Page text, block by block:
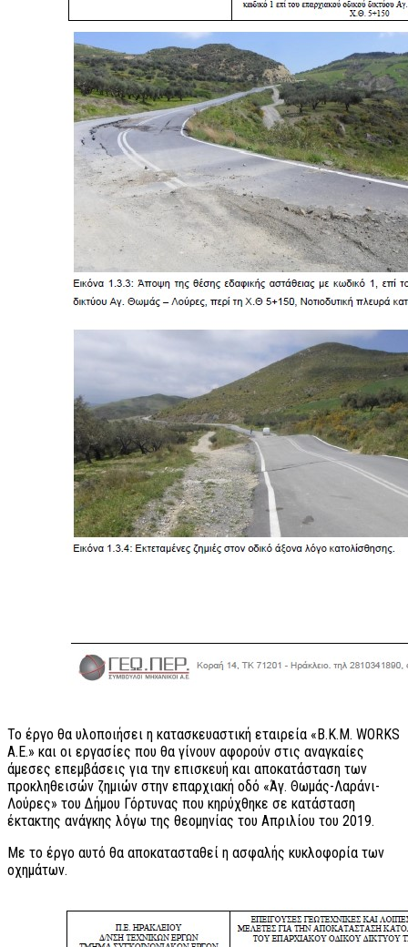
Το έργο θα υλοποιήσει η κατασκευαστική εταιρεία «Β.Κ.Μ. WORKS
A.E.» και οι εργασίες που θα γίνουν αφορούν στις αναγκαίες
άμεσες επεμβάσεις για την επισκευή και αποκατάσταση των
προκληθεισών ζημιών στην επαρχιακή οδό «Άγ. Θωμάς-Λαράνι-
Λούρες» του Δήμου Γόρτυνας που κηρύχθηκε σε κατάσταση
έκτακτης ανάγκης λόγω της θεομηνίας του Απριλίου του 2019.
Με το έργο αυτό θα αποκατασταθεί η ασφαλής κυκλοφορία των
οχημάτων.